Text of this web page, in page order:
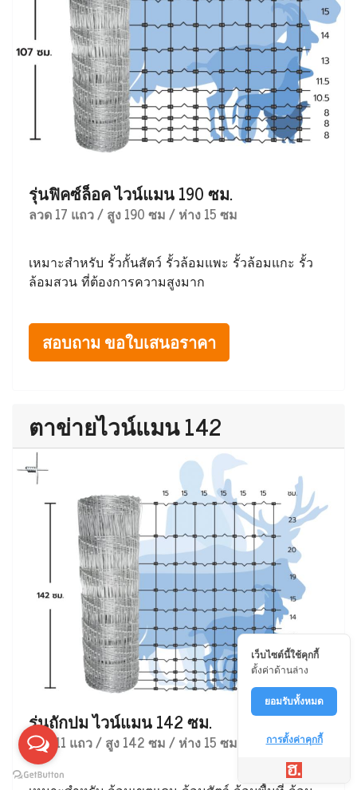
รุ่นฟิคซ์ล็อค ไวน์แมน 190 ซม.
ลวด 17 แถว / สูง 190 ซม / ห่าง 15 ซม
เหมาะสำหรับ รั้วกั้นสัตว์ รั้วล้อมแพะ รั้วล้อมแกะ รั้ว
ล้อมสวน ที่ต้องการความสูงมาก
สอบถาม ขอใบเสนอราคา
ตาข่ายไวน์แมน 142
รุ่นถักปม ไวน์แมน 142 ซม.
ลวด 11 แถว / สูง 142 ซม / ห่าง 15 ซม
เว็บไซต์นี้ใช้คุกกี้
ตั้งค่าด้านล่าง
ยอมรับทั้งหมด
การตั้งค่าคุกกี้